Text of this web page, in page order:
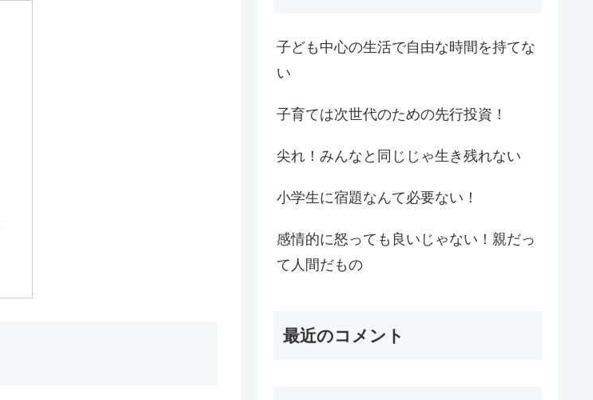
子ども中心の生活で自由な時間を持てな
い
子育ては次世代のための先行投資！
尖れ！みんなと同じじゃ生き残れない
小学生に宿題なんて必要ない！
感情的に怒っても良いじゃない！親だっ
て人間だもの
最近のコメント